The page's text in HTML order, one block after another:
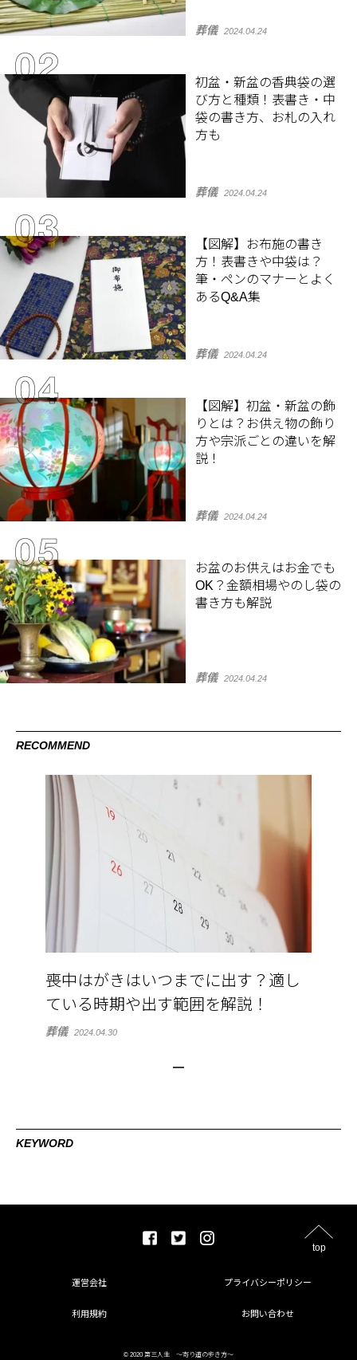
葬儀 2024.04.24
初盆・新盆の香典袋の選
び方と種類！表書き・中
袋の書き方、お札の入れ
方も
葬儀 2024.04.24
【図解】お布施の書き
方！表書きや中袋は？
筆・ペンのマナーとよく
あるQ&A集
葬儀 2024.04.24
【図解】初盆・新盆の飾
りとは？お供え物の飾り
方や宗派ごとの違いを解
説！
葬儀 2024.04.24
お盆のお供えはお金でも
OK？金額相場やのし袋の
書き方も解説
葬儀 2024.04.24
RECOMMEND
喪中はがきはいつまでに出す？適し
ている時期や出す範囲を解説！
葬儀 2024.04.30
KEYWORD
top
運営会社 プライバシーポリシー
利用規約 お問い合わせ
© 2020 第三人生 〜寄り道の歩き方〜